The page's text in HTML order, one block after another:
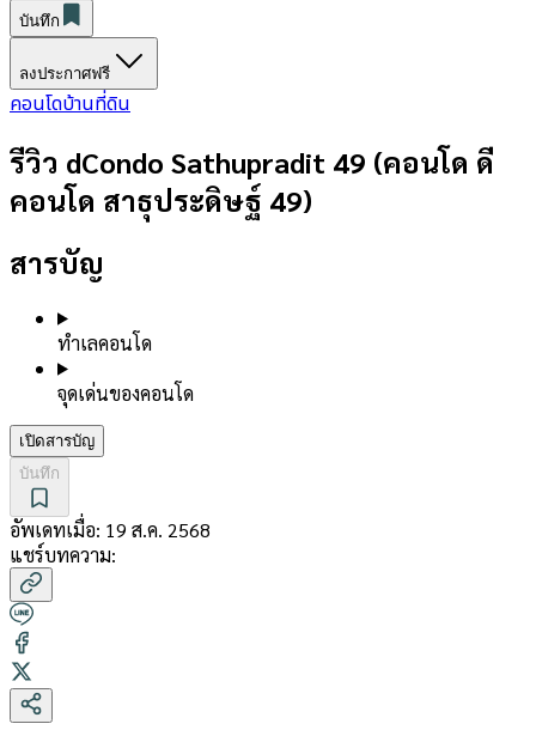
บันทึก
ลงประกาศฟรี
คอนโดบ้านที่ดิน
รีวิว dCondo Sathupradit 49 (คอนโด ดี
คอนโด สาธุประดิษฐ์ 49)
สารบัญ
ทำเลคอนโด
จุดเด่นของคอนโด
เปิดสารบัญ
บันทึก
อัพเดทเมื่อ: 19 ส.ค. 2568
แชร์บทความ: